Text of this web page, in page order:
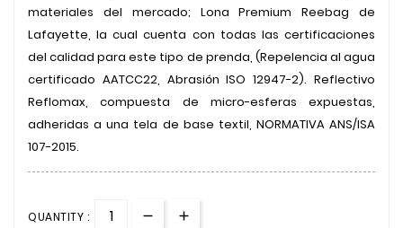
materiales del mercado; Lona Premium Reebag de
Lafayette, la cual cuenta con todas las certificaciones
del calidad para este tipo de prenda, (Repelencia al agua
certificado AATCC22, Abrasión ISO 12947-2). Reflectivo
Reflomax, compuesta de micro-esferas expuestas,
adheridas a una tela de base textil, NORMATIVA ANS/ISA
107-2015.
QUANTITY :